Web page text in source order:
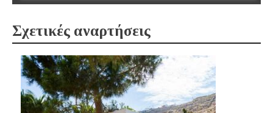
Σχετικές αναρτήσεις